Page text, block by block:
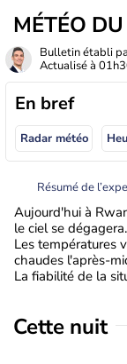
MÉTÉO
Bulletin établi
Actualisé à
En bref
Radar météo
Résumé de
Aujourd'hui à
le ciel se dégagera.
Les températures
chaudes l'après-
La fiabilité de la
Cette nuit